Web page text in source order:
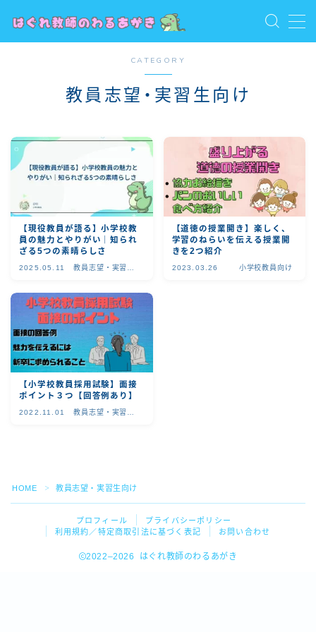
プライバシーポリシー
保護者向け
利用規約／特定商取引法に基づく表記
教員向け
教員志望・若手教員向け
有料記事の決済完了ページ
CATEGORY
教員志望・実習生向け
【現役教員が語る】小学校教
員の魅力とやりがい｜知られ
ざる5つの素晴らしさ
2025.05.11
教員志望・実習生
【道徳の授業開き】楽しく、
学習のねらいを伝える授業開
きを2つ紹介
2023.03.26 小学校教員向け
【小学校教員採用試験】面接
ポイント３つ【回答例あり】
2022.11.01
教員志望・実習生
HOME ＞ 教員志望・実習生向け
プロフィール
プライバシーポリシー
利用規約／特定商取引法に基づく表記
お問い合わせ
2022–2026 はぐれ教師のわるあがき